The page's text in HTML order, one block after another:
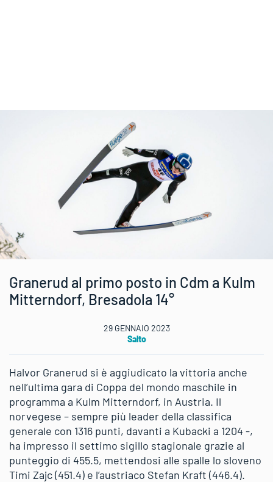
Granerud al primo posto in Cdm a Kulm
Mitterndorf, Bresadola 14°
29 GENNAIO 2023
Salto
Halvor Granerud si è aggiudicato la vittoria anche
nell’ultima gara di Coppa del mondo maschile in
programma a Kulm Mitterndorf, in Austria. Il
norvegese – sempre più leader della classifica
generale con 1316 punti, davanti a Kubacki a 1204 -,
ha impresso il settimo sigillo stagionale grazie al
punteggio di 455.5, mettendosi alle spalle lo sloveno
Timi Zajc (451.4) e l’austriaco Stefan Kraft (446.4).